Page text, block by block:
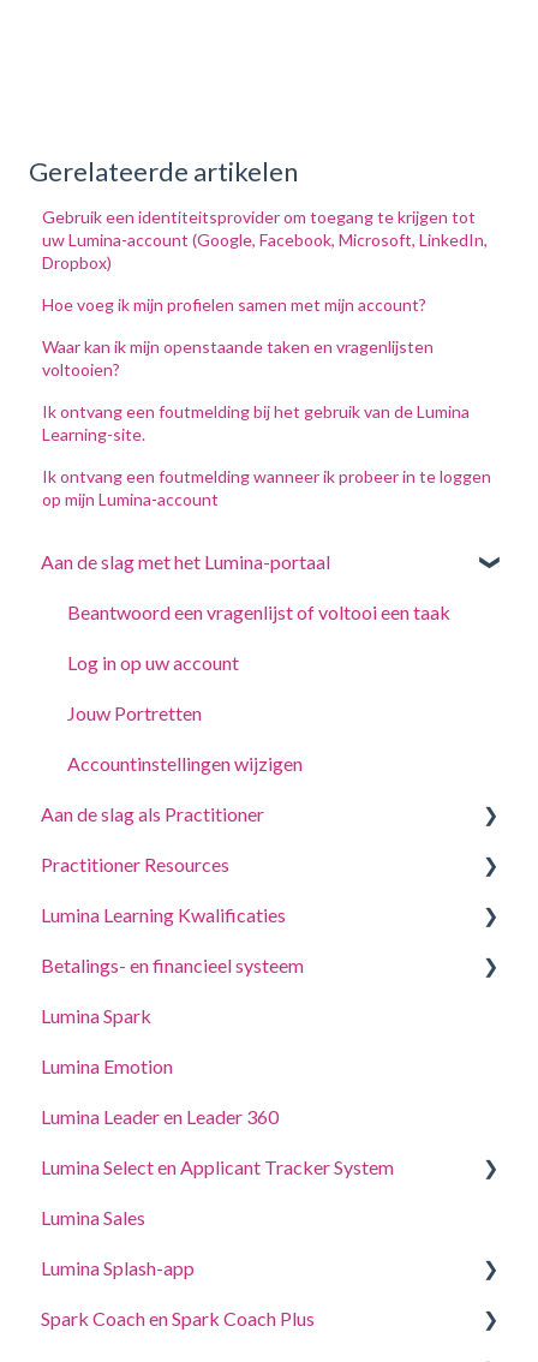
Gerelateerde artikelen
Gebruik een identiteitsprovider om toegang te krijgen tot
uw Lumina-account (Google, Facebook, Microsoft, LinkedIn,
Dropbox)
Hoe voeg ik mijn profielen samen met mijn account?
Waar kan ik mijn openstaande taken en vragenlijsten
voltooien?
Ik ontvang een foutmelding bij het gebruik van de Lumina
Learning-site.
Ik ontvang een foutmelding wanneer ik probeer in te loggen
op mijn Lumina-account
Aan de slag met het Lumina-portaal
Beantwoord een vragenlijst of voltooi een taak
Log in op uw account
Jouw Portretten
Accountinstellingen wijzigen
Aan de slag als Practitioner
Een project aanmaken, deelnemers uitnodigen en
Practitioner Resources
Coaching- en workshopgidsen
Lumina Learning Kwalificaties
Online Leerportaal (LLXP)
Betalings- en financieel systeem
Punten kopen en transacties bekijken
Lumina Spark
Lumina Emotion
Lumina Leader en Leader 360
Lumina Select en Applicant Tracker System
Applicant Tracker System
Lumina Select Uitleg
Lumina Sales
Lumina Splash-app
Voor Deelnemers
Spark Coach en Spark Coach Plus